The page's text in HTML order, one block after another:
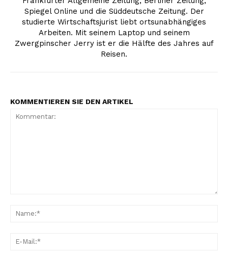
Spiegel Online und die Süddeutsche Zeitung. Der
studierte Wirtschaftsjurist liebt ortsunabhängiges
Arbeiten. Mit seinem Laptop und seinem
Zwergpinscher Jerry ist er die Hälfte des Jahres auf
Reisen.
KOMMENTIEREN SIE DEN ARTIKEL